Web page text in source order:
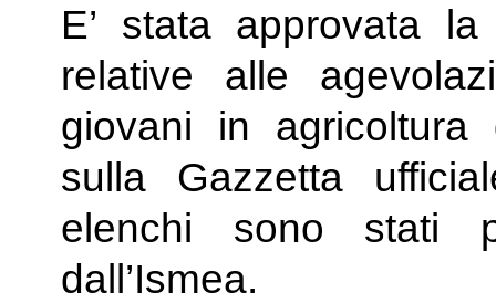
E’ stata approvata
relative alle
giovani in
sulla Gazzetta
elenchi sono stati
dall’Ismea.